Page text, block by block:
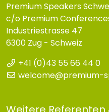
Premium Speakers
c/o Premium
Industriestrasse 47
6300 Zug - Schweiz
+41 (0)43 55 66 44 0
welcome@premium-